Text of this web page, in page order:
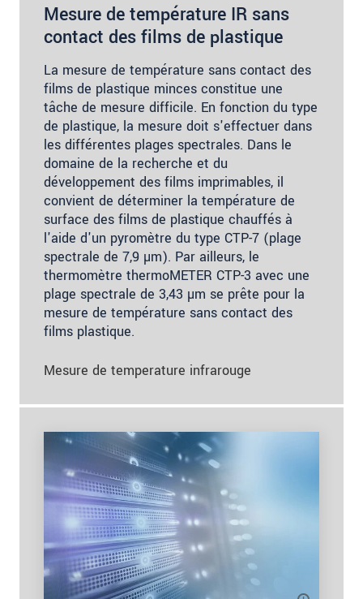
Mesure de température IR sans
contact des films de plastique
La mesure de température sans contact des
films de plastique minces constitue une
tâche de mesure difficile. En fonction du type
de plastique, la mesure doit s'effectuer dans
les différentes plages spectrales. Dans le
domaine de la recherche et du
développement des films imprimables, il
convient de déterminer la température de
surface des films de plastique chauffés à
l'aide d'un pyromètre du type CTP-7 (plage
spectrale de 7,9 µm). Par ailleurs, le
thermomètre thermoMETER CTP-3 avec une
plage spectrale de 3,43 µm se prête pour la
mesure de température sans contact des
films plastique.
Mesure de temperature infrarouge